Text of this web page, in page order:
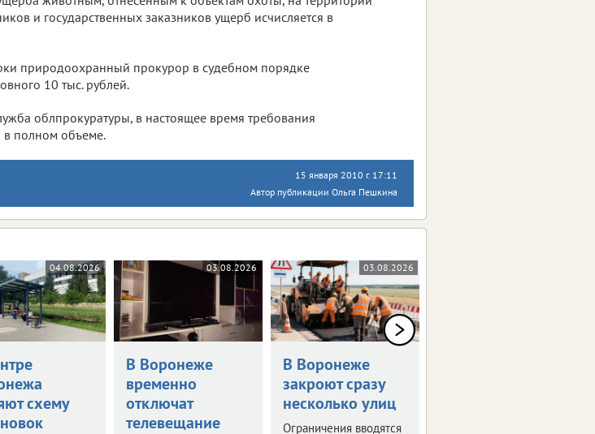
и государственных заказников ущерб исчисляется в
природоохранный прокурор в судебном порядке
10 тыс. рублей.
облпрокуратуры, в настоящее время требования
в полном объеме.
15 января 2010 г. 17:11
Автор публикации Ольга Пешкина
04.08.2026
схему
03.08.2026
В Воронеже
временно
отключат
телевещание
03.08.2026
В Воронеже
закроют сразу
несколько улиц
Ограничения вводятся